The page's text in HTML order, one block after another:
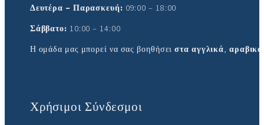
Δευτέρα – Παρασκευή: 09:00 – 18:00
Σάββατο: 10:00 – 14:00
Η ομάδα μας μπορεί να σας βοηθήσειστα αγγλικά, αραβικά
Χρήσιμοι Σύνδεσμοι